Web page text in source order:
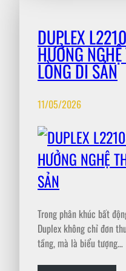
DUPLEX
HƯỞNG
LÒNG DI SẢN
11/05/2026
Trong phân khúc bất
Duplex không chỉ đơn
tầng, mà là biểu tượng…